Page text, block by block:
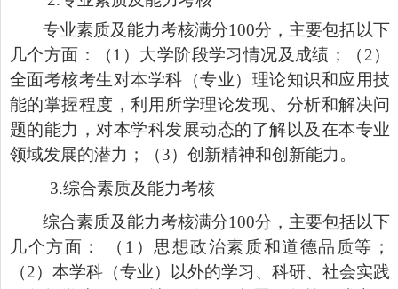
专业素质及能力考核满分100分，主要包括以下
几个方面：（1 ）大学阶段学习情况及成绩；（ 2）
全面考核考生对本学科（专业）理论知识和应用技
能的掌握程度，利用所学理论发现、分析和解决问
题的能力，对本学科发展动态的了解以及在本专业
领域发展的潜力；（3）创新精神和创新能力。
3.综合素质及能力考核
综合素质及能力考核满分100分，主要包括以下
几个方面： （ 1 ）思想政治素质和道德品质等；
（2）本学科（专业）以外的学习、科研、社会实践